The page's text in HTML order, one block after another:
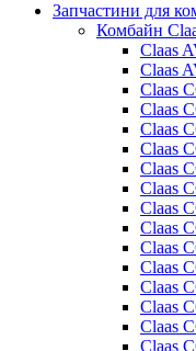
Запчастини для
Комбайн
Claas
Claas
Claas
Claas
Claas
Claas
Claas
Claas
Claas
Claas
Claas
Claas
Claas
Claas
Claas
Claas